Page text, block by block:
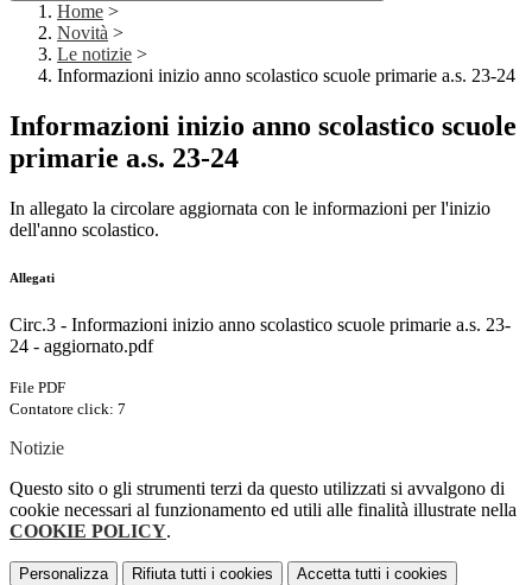
Home >
Novità >
Le notizie >
Informazioni inizio anno scolastico scuole primarie a.s. 23-24
Informazioni inizio anno scolastico scuole
primarie a.s. 23-24
In allegato la circolare aggiornata con le informazioni per l'inizio
dell'anno scolastico.
Allegati
Circ.3 - Informazioni inizio anno scolastico scuole primarie a.s. 23-
24 - aggiornato.pdf
File PDF
Contatore click: 7
Notizie
Questo sito o gli strumenti terzi da questo utilizzati si avvalgono di
cookie necessari al funzionamento ed utili alle finalità illustrate nella
COOKIE POLICY.
Personalizza Rifiuta tutti i cookies Accetta tutti i cookies